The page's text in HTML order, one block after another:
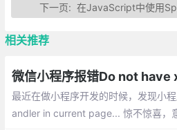
下一页: 在JavaScript中使用
相关推荐
最近在做小程序开发的时候，发现小
andler in current page... 惊不惊喜，